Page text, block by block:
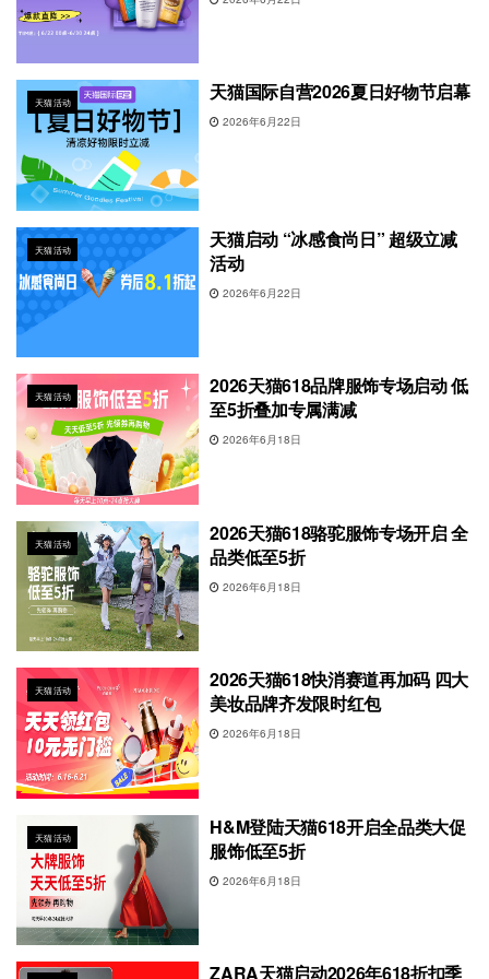
天猫活动 天猫国际自营2026夏日好物节启幕
2026年6月22日
天猫活动
天猫启动 “冰感食尚日” 超级立减
活动
2026年6月22日
天猫活动
2026天猫618品牌服饰专场启动 低
至5折叠加专属满减
2026年6月18日
天猫活动
2026天猫618骆驼服饰专场开启 全
品类低至5折
2026年6月18日
天猫活动
2026天猫618快消赛道再加码 四大
美妆品牌齐发限时红包
2026年6月18日
天猫活动
H&M登陆天猫618开启全品类大促
服饰低至5折
2026年6月18日
ZARA天猫启动2026年618折扣季